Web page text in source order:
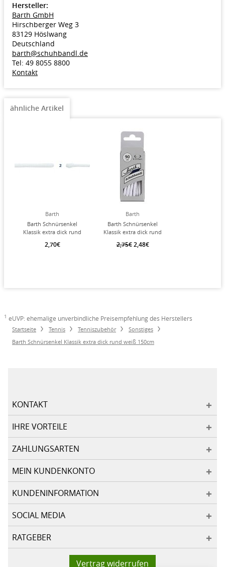
Hersteller:
Barth GmbH
Hirschberger Weg 3
83129 Höslwang
Deutschland
barth@schuhbandl.de
Tel: 49 8055 8800
Kontakt
ähnliche Artikel
Barth
Barth Schnürsenkel
Klassik extra dick rund
2,70€
Barth
Barth Schnürsenkel
Klassik extra dick rund
2,75€ 2,48€
1 eUVP: ehemalige unverbindliche Preisempfehlung des Herstellers
Startseite Tennis Tenniszubehör
Sonstiges
Barth Schnürsenkel Klassik extra dick rund weiß 150cm
KONTAKT
IHRE VORTEILE
ZAHLUNGSARTEN
MEIN KUNDENKONTO
KUNDENINFORMATION
SOCIAL MEDIA
RATGEBER
Vertrag widerrufen